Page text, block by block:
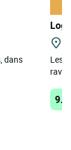
dans
Les